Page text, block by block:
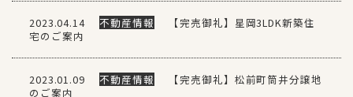
2023.04.14 不動産情報
【完売御礼】星岡3LDK新築住
宅のご案内
2023.01.09 不動産情報
【完売御礼】松前町筒井分譲地
のご案内